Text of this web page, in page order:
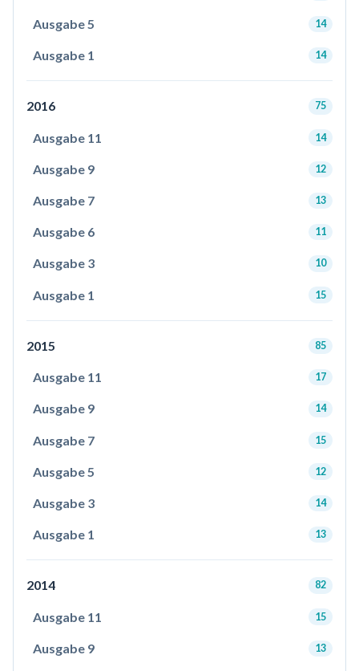
Ausgabe 5 14
Ausgabe 1 14
2016 75
Ausgabe 11 14
Ausgabe 9 12
Ausgabe 7 13
Ausgabe 6 11
Ausgabe 3 10
Ausgabe 1 15
2015 85
Ausgabe 11 17
Ausgabe 9 14
Ausgabe 7 15
Ausgabe 5 12
Ausgabe 3 14
Ausgabe 1 13
2014 82
Ausgabe 11 15
Ausgabe 9 13